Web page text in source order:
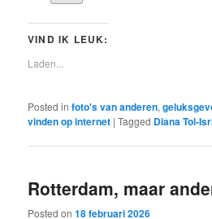
VIND IK LEUK:
Laden...
Posted in foto's van anderen,
vinden op internet |Tagged Diana Tol-
Rotterdam, maar
Posted on18 februari 2026